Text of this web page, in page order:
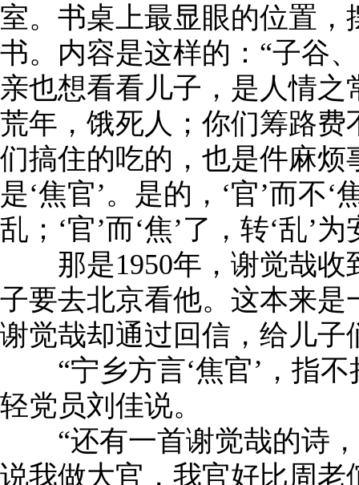
室。书桌上最显眼的位置
书。内容是这样的：“子谷
亲也想看看儿子，是人情
荒年，饿死人；你们筹路
们搞住的吃的，也是件麻
是‘焦官’。是的，‘官’而不‘
乱；‘官’而‘焦’了，转‘乱’
那是1950年，谢觉哉收
子要去北京看他。这本来
谢觉哉却通过回信，给儿子
“宁乡方言‘焦官’，指不
轻党员刘佳说。
“还有一首谢觉哉的诗，
说我做大官，我官好比周